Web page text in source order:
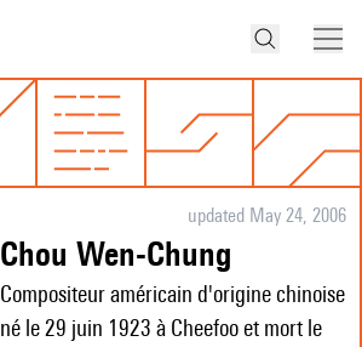
updated May 24, 2006
Chou Wen-Chung
Compositeur américain d'origine chinoise
né le 29 juin 1923 à Cheefoo et mort le